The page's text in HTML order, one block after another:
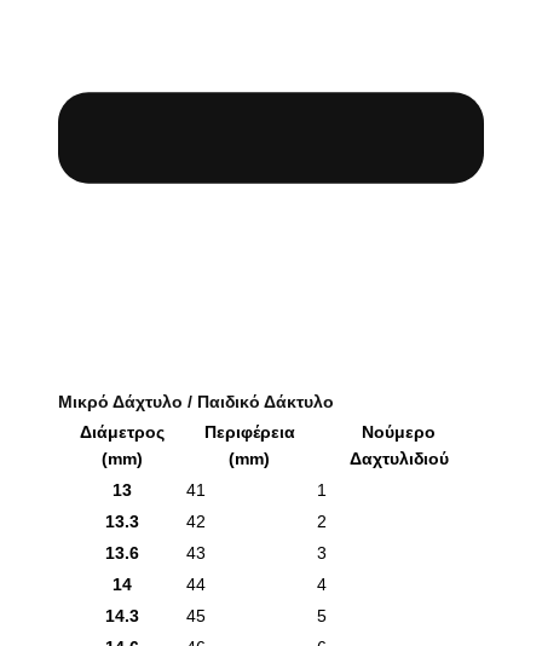
Μικρό Δάχτυλο / Παιδικό Δάκτυλο
Διάμετρος
(mm)
Περιφέρεια
(mm)
Νούμερο
Δαχτυλιδιού
13
41
1
13.3
42
2
13.6
43
3
14
44
4
14.3
45
5